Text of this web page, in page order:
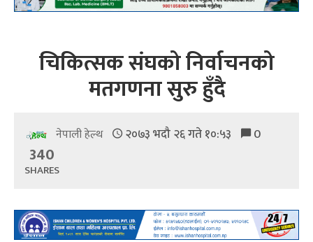
चिकित्सक संघको निर्वाचनको
मतगणना सुरु हुँदै
नेपाली हेल्थ २०७३ भदौ २६ गते १०:५३ 0
340
SHARES